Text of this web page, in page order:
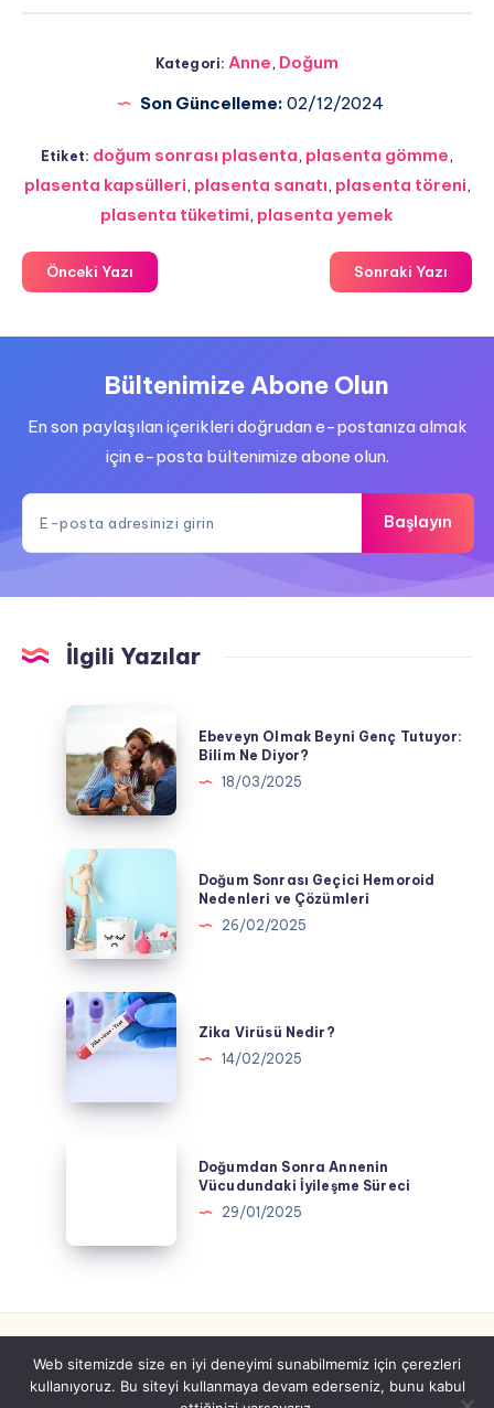
Kategori: Anne, Doğum
Son Güncelleme: 02/12/2024
Etiket: doğum sonrası plasenta, plasenta gömme,
plasenta kapsülleri, plasenta sanatı, plasenta töreni,
plasenta tüketimi, plasenta yemek
Önceki Yazı Sonraki Yazı
Bültenimize Abone Olun
En son paylaşılan içerikleri doğrudan e-postanıza almak
için e-posta bültenimize abone olun.
Başlayın
İlgili Yazılar
Olmak
Beyni
Genç
Tutuyor:
Bilim
Ne
Diyor?
Ebeveyn Olmak Beyni Genç Tutuyor:
Bilim Ne Diyor?
18/03/2025
Doğum
Sonrası
Geçici
Hemoroid
Nedenleri
ve
Çözümleri
Doğum Sonrası Geçici Hemoroid
Nedenleri ve Çözümleri
26/02/2025
Zika
Virüsü
Nedir?
Zika Virüsü Nedir?
14/02/2025
İyileşme
Doğumdan Sonra Annenin
Vücudundaki İyileşme Süreci
29/01/2025
Tüm hakları saklıdır gebeyim.com.tr
Web sitemizde size en iyi deneyimi sunabilmemiz için çerezleri
kullanıyoruz. Bu siteyi kullanmaya devam ederseniz, bunu kabul